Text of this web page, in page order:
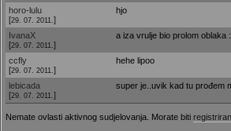
horo-lulu
[29. 07. 2011. ]
hjo
IvanaX
[29. 07. 2011. ]
a iza vrulje bio prolom oblaka
ccfly
[29. 07. 2011. ]
hehe lipoo
lebicada
[29. 07. 2011. ]
super je..uvik kad tu prođem
Nemate ovlasti aktivnog sudjelovanja. Morate biti